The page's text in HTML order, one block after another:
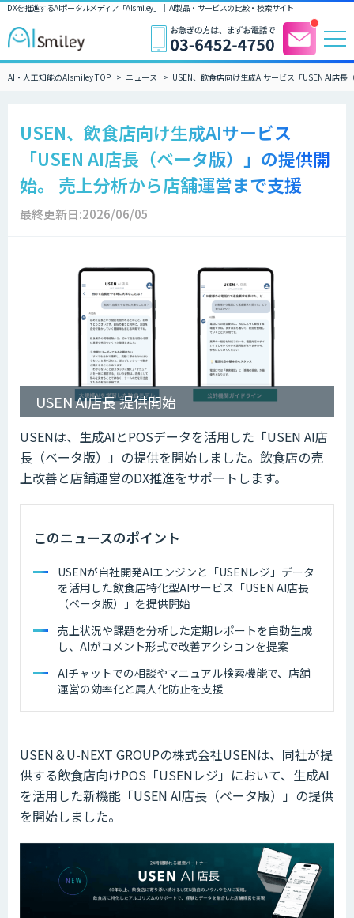
DXを推進するAIポータルメディア「AIsmiley」｜ AI製品・サービスの比較・検索サイト
AI・人工知能のAIsmiley TOP ニュース USEN、飲食店向け生成AIサービス「USEN AI店
USEN、飲食店向け生成AIサービス
「USEN AI店長（ベータ版）」の提供開
始。 売上分析から店舗運営まで支援
最終更新日:2026/06/05
USEN AI店長 提供開始
USENは、生成AIとPOSデータを活用した「USEN AI店
長（ベータ版）」の提供を開始しました。飲食店の売
上改善と店舗運営のDX推進をサポートします。
このニュースのポイント
USENが自社開発AIエンジンと「USENレジ」データ
を活用した飲食店特化型AIサービス「USEN AI店長
（ベータ版）」を提供開始
売上状況や課題を分析した定期レポートを自動生成
し、AIがコメント形式で改善アクションを提案
AIチャットでの相談やマニュアル検索機能で、店舗
運営の効率化と属人化防止を支援
USEN＆U-NEXT GROUPの株式会社USENは、同社が提
供する飲食店向けPOS「USENレジ」において、生成AI
を活用した新機能「USEN AI店長（ベータ版）」の提供
を開始しました。